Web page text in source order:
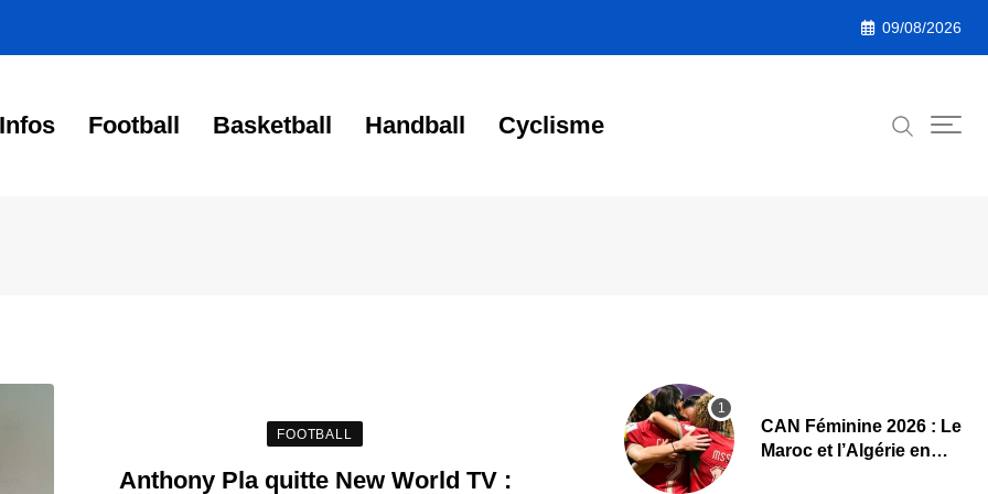
09/08/2026
Infos Football Basketball Handball Cyclisme
FOOTBALL
Anthony Pla quitte New World TV :
CAN Féminine 2026 : Le
Maroc et l’Algérie en